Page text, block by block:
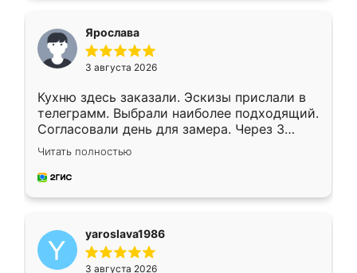
Ярослава
3 августа 2026
Кухню здесь заказали. Эскизы прислали в
телеграмм. Выбрали наиболее подходящий.
Согласовали день для замера. Через 3
недели кухня была уже готова. Остались
довольны работой. Спасибо Ренессанс
мебель за качественную работу!
Читать полностью
yaroslava1986
3 августа 2026